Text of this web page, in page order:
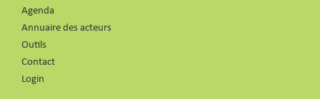
Agenda
Annuaire des acteurs
Outils
Contact
Login